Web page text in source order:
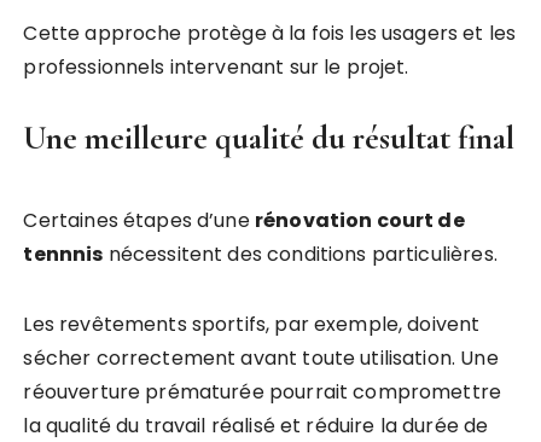
Cette approche protège à la fois les usagers et les
professionnels intervenant sur le projet.
Une meilleure qualité du résultat final
Certaines étapes d’une rénovation court de
tennnis nécessitent des conditions particulières.
Les revêtements sportifs, par exemple, doivent
sécher correctement avant toute utilisation. Une
réouverture prématurée pourrait compromettre
la qualité du travail réalisé et réduire la durée de